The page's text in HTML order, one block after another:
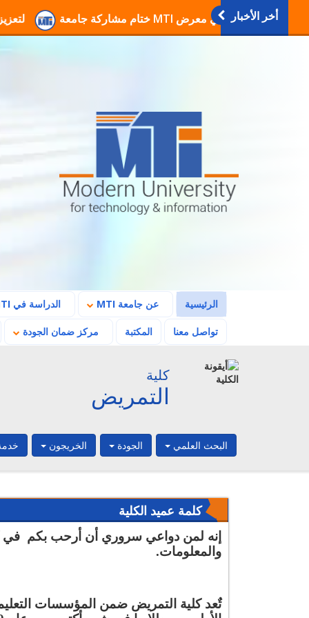
أخر الأخبار انطلاق فعاليات دورات التربية العسكرية والوطنية بجامعة MTI لتعزيز الوعي والانتماء
الرئيسية عن جامعة MTI الدراسة في MTI
تواصل معنا المكتبة مركز ضمان الجودة
كلية
التمريض
البحث العلمي الجودة الخريجون
الجامعة الحديثة تضيء
الرابعة على التوالي
في تمريض MTI،
المهني في التمريض
كلمة عميد الكلية
إنه لمن دواعي سروري أن أرحب بكم في
والمعلومات.
تٌعد كلية التمريض ضمن المؤسسات